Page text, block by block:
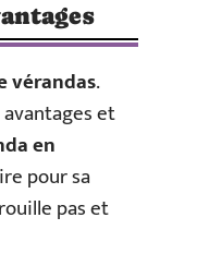
vérandas.
avantages et
en
pour sa
pas et